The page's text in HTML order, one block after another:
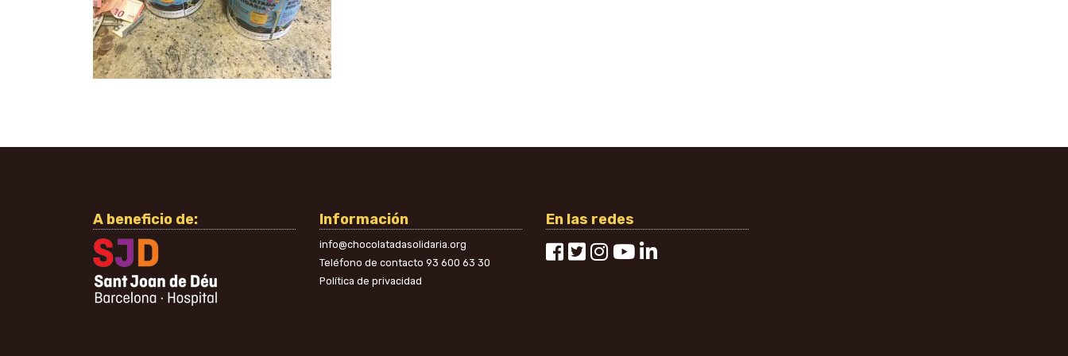
A beneficio de: Información
info@chocolatadasolidaria.org
Teléfono de contacto 93 600 63 30
Política de privacidad
En las redes